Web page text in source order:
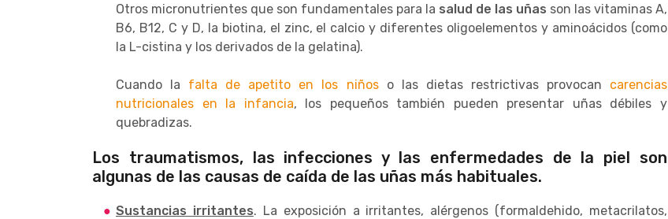
Otros micronutrientes que son fundamentales para la salud de las uñas son las vitaminas A,
B6, B12, C y D, la biotina, el zinc, el calcio y diferentes oligoelementos y aminoácidos (como
la L-cistina y los derivados de la gelatina).
Cuando la falta de apetito en los niñoso las dietas restrictivas provocan carencias
nutricionales en la infancia, los pequeños también pueden presentar uñas débiles y
quebradizas.
Los traumatismos, las infecciones y las enfermedades de la piel son
algunas de las causas de caída de las uñas más habituales.
Sustancias irritantes. La exposición a irritantes, alérgenos (formaldehido, metacrilatos,